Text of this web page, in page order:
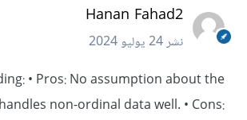
Hanan Fahad2
نشر24 يوليو 2024
• Pros: No assumption about the
non-ordinal data well. • Cons: